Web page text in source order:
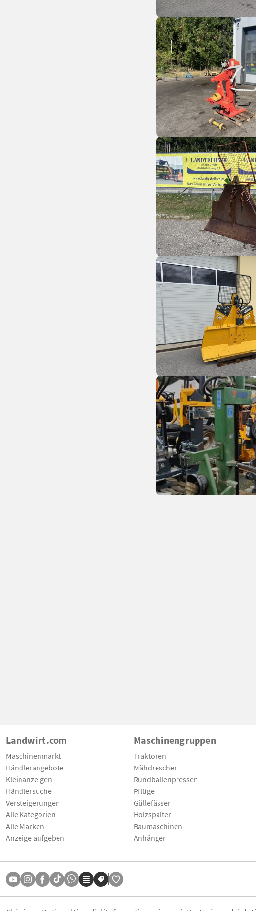
Landwirt.com
Maschinenmarkt
Händlerangebote
Kleinanzeigen
Händlersuche
Versteigerungen
Alle Kategorien
Alle Marken
Anzeige aufgeben
Maschinengruppen
Traktoren
Mähdrescher
Rundballenpressen
Pflüge
Güllefässer
Holzspalter
Baumaschinen
Anhänger